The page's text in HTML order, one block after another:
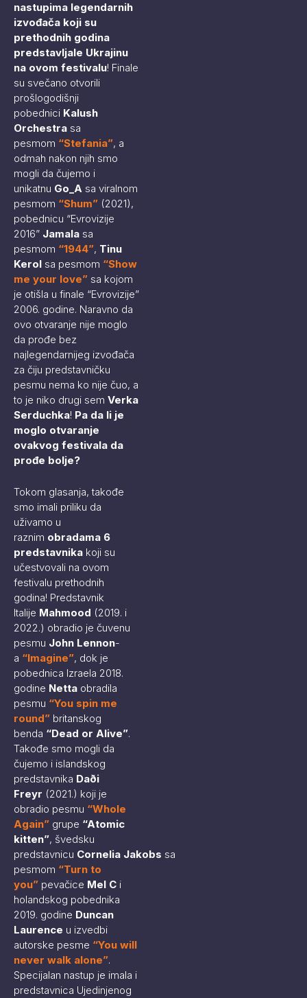
nastupima legendarnih
izvođača koji su
prethodnih godina
predstavljale Ukrajinu
na ovom festivalu! Finale
su svečano otvorili
prošlogodišnji
pobednici Kalush
Orchestra sa
pesmom “Stefania”, a
odmah nakon njih smo
mogli da čujemo i
unikatnu Go_A sa viralnom
pesmom “Shum” (2021),
pobednicu “Evrovizije
2016” Jamala sa
pesmom “1944”, Tinu
Kerol sa pesmom “Show
me your love” sa kojom
je otišla u finale “Evrovizije”
2006. godine. Naravno da
ovo otvaranje nije moglo
da prođe bez
najlegendarnijeg izvođača
za čiju predstavničku
pesmu nema ko nije čuo, a
to je niko drugi sem Verka
Serduchka! Pa da li je
moglo otvaranje
ovakvog festivala da
prođe bolje?
Tokom glasanja, takođe
smo imali priliku da
uživamo u
raznim obradama 6
predstavnika koji su
učestvovali na ovom
festivalu prethodnih
godina! Predstavnik
Italije Mahmood (2019. i
2022.) obradio je čuvenu
pesmu John Lennon-
a “Imagine”, dok je
pobednica Izraela 2018.
godine Netta obradila
pesmu “You spin me
round” britanskog
benda “Dead or Alive”.
Takođe smo mogli da
čujemo i islandskog
predstavnika Daði
Freyr (2021.) koji je
obradio pesmu “Whole
Again” grupe “Atomic
kitten”, švedsku
predstavnicu Cornelia Jakobs sa
pesmom “Turn to
you” pevačice Mel C i
holandskog pobednika
2019. godine Duncan
Laurence u izvedbi
autorske pesme “You will
never walk alone”.
Specijalan nastup je imala i
predstavnica Ujedinjenog